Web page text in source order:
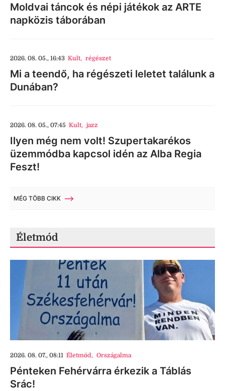
Moldvai táncok és népi játékok az ARTE
napközis táborában
2026. 08. 05., 16:43 Kult, régészet
Mi a teendő, ha régészeti leletet találunk a
Dunában?
2026. 08. 05., 07:45 Kult, jazz
Ilyen még nem volt! Szupertakarékos
üzemmódba kapcsol idén az Alba Regia
Feszt!
MÉG TÖBB CIKK
Életmód
2026. 08. 07., 08:11 Életmód, Országalma
Pénteken Fehérvárra érkezik a Táblás
Srác!